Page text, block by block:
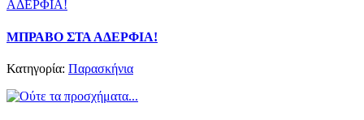
ΜΠΡΑΒΟ ΣΤΑ ΑΔΕΡΦΙΑ!
Κατηγορία: Παρασκήνια